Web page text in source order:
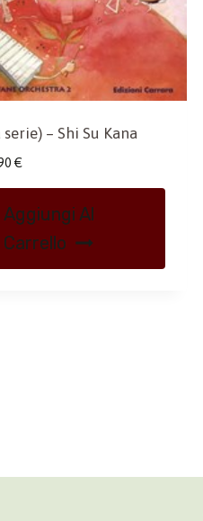
serie) – Shi Su Kana
€
Aggiungi Al
Carrello